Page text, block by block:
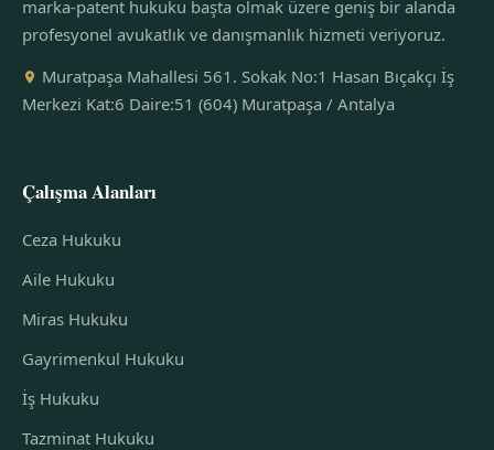
marka-patent hukuku başta olmak üzere geniş bir alanda
profesyonel avukatlık ve danışmanlık hizmeti veriyoruz.
Muratpaşa Mahallesi 561. Sokak No:1 Hasan Bıçakçı İş
Merkezi Kat:6 Daire:51 (604) Muratpaşa / Antalya
Çalışma Alanları
Ceza Hukuku
Aile Hukuku
Miras Hukuku
Gayrimenkul Hukuku
İş Hukuku
Tazminat Hukuku